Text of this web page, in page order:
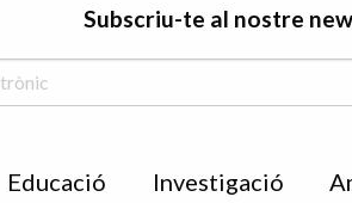
Subscriu-te al nostre
Educació Investigació